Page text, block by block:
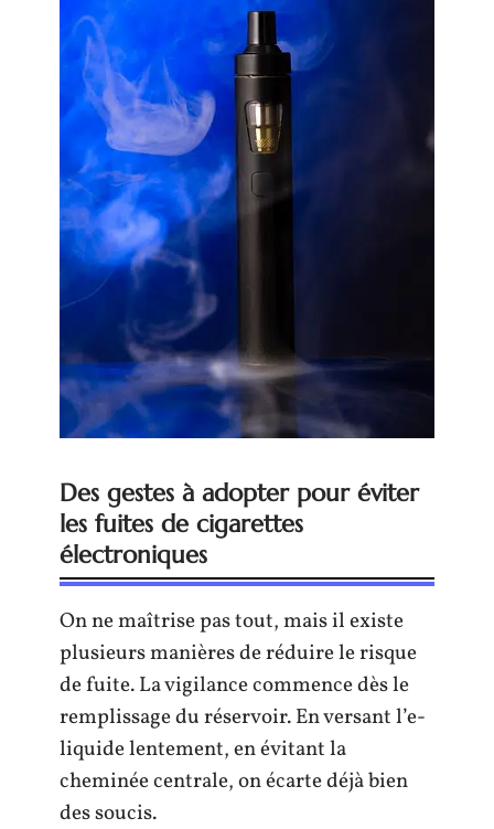
Des gestes à adopter pour éviter
les fuites de cigarettes
électroniques
On ne maîtrise pas tout, mais il existe
plusieurs manières de réduire le risque
de fuite. La vigilance commence dès le
remplissage du réservoir. En versant l’e-
liquide lentement, en évitant la
cheminée centrale, on écarte déjà bien
des soucis.